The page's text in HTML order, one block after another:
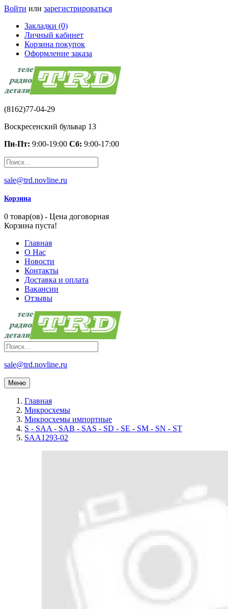
Войти или зарегистрироваться
Закладки (0)
Личный кабинет
Корзина покупок
Оформление заказа
(8162)77-04-29
Воскресенский бульвар 13
Пн-Пт: 9:00-19:00 Сб: 9:00-17:00
sale@trd.novline.ru
Корзина
0 товар(ов) - Цена договорная
Корзина пуста!
Главная
О Нас
Новости
Контакты
Доставка и оплата
Вакансии
Отзывы
sale@trd.novline.ru
Меню
Главная
Микросхемы
Микросхемы импортные
S - SAA - SAB - SAS - SD - SE - SM - SN - ST
SAA1293-02